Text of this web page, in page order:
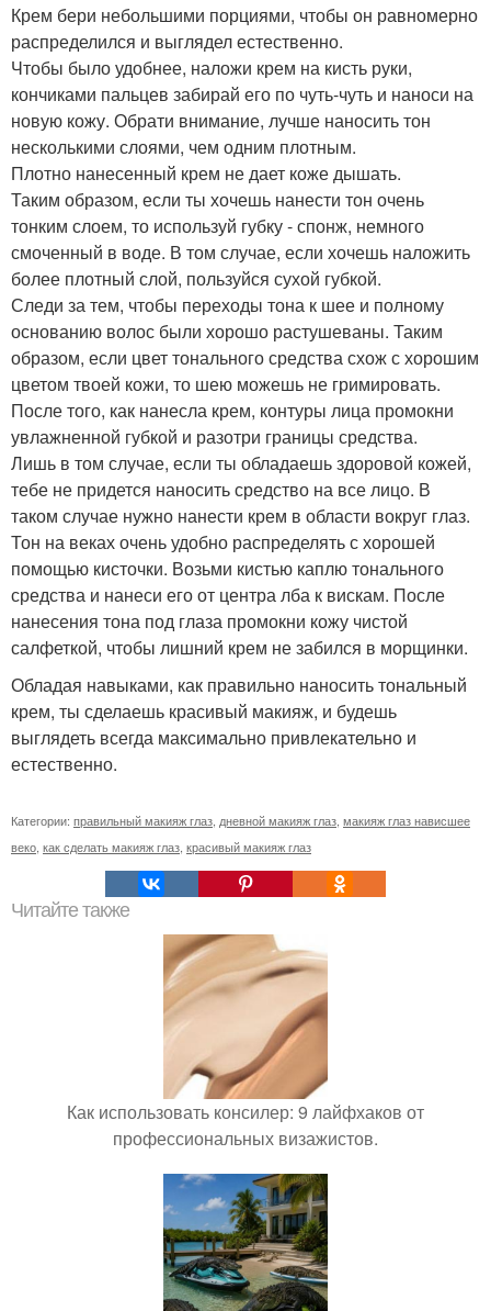
Крем бери небольшими порциями, чтобы он равномерно
распределился и выглядел естественно.
Чтобы было удобнее, наложи крем на кисть руки,
кончиками пальцев забирай его по чуть-чуть и наноси на
новую кожу. Обрати внимание, лучше наносить тон
несколькими слоями, чем одним плотным.
Плотно нанесенный крем не дает коже дышать.
Таким образом, если ты хочешь нанести тон очень
тонким слоем, то используй губку - спонж, немного
смоченный в воде. В том случае, если хочешь наложить
более плотный слой, пользуйся сухой губкой.
Следи за тем, чтобы переходы тона к шее и полному
основанию волос были хорошо растушеваны. Таким
образом, если цвет тонального средства схож с хорошим
цветом твоей кожи, то шею можешь не гримировать.
После того, как нанесла крем, контуры лица промокни
увлажненной губкой и разотри границы средства.
Лишь в том случае, если ты обладаешь здоровой кожей,
тебе не придется наносить средство на все лицо. В
таком случае нужно нанести крем в области вокруг глаз.
Тон на веках очень удобно распределять с хорошей
помощью кисточки. Возьми кистью каплю тонального
средства и нанеси его от центра лба к вискам. После
нанесения тона под глаза промокни кожу чистой
салфеткой, чтобы лишний крем не забился в морщинки.
Обладая навыками, как правильно наносить тональный
крем, ты сделаешь красивый макияж, и будешь
выглядеть всегда максимально привлекательно и
естественно.
Категории: правильный макияж глаз дневной макияж глаз макияж глаз нависшее
веко как сделать макияж глаз красивый макияж глаз
Читайте также
Как использовать консилер: 9 лайфхаков от
профессиональных визажистов.